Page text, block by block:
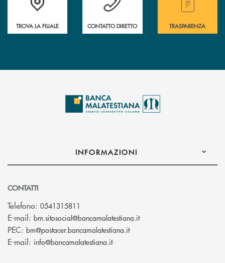
TROVA LA FILIALE CONTATTO DIRETTO TRASPARENZA
INFORMAZIONI
CONTATTI
Telefono: 0541315811
E-mail: bm.sitosocial@bancamalatestiana.it(si apre l’app di posta
PEC: bm@postacer.bancamalatestiana.it(si apre l’app di posta
E-mail: info@bancamalatestiana.it(si apre l’app di posta